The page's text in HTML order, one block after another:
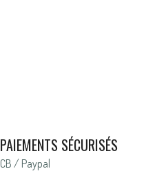
PAIEMENTS SÉCURISÉS
CB / Paypal